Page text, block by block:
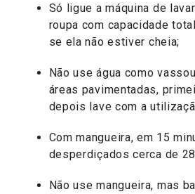
Só ligue a máquina de
roupa com capacidade
se ela não estiver cheia;
Não use água como
áreas pavimentadas,
depois lave com a
Com mangueira, em 15
desperdiçados cerca de
Não use mangueira, mas